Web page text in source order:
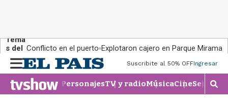
Tema
s del
día:
Conflicto en el puerto Explotaron cajero en Parque Miramar
n
u
Suscribite al 50% OFFIngresar
PersonajesTV y radioMúsicaCineSeries
M
o